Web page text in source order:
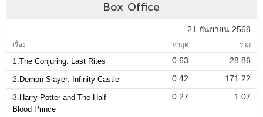
Box Office
21 กันยายน 2568
เรื่อง ล่าสุด รวม
1. The Conjuring: Last Rites 0.63
28.86
2. Demon Slayer: Infinity Castle 0.42
171.22
3. Harry Potter and The Half -
Blood Prince
0.27 1.07